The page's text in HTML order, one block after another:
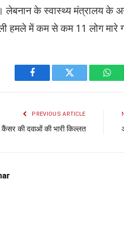
लेबनान के स्वास्थ्य मंत्रालय के
हमले में कम से कम 11 लोग मारे
Facebook Twitter
PREVIOUS ARTICLE
की दवाओं की भारी किल्लत